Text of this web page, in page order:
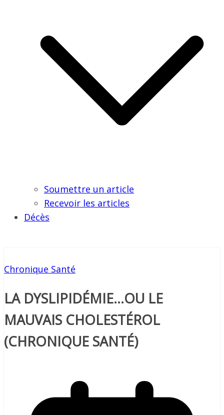
Soumettre un article
Recevoir les articles
Décès
Chronique Santé
LA DYSLIPIDÉMIE…OU LE
MAUVAIS CHOLESTÉROL
(CHRONIQUE SANTÉ)